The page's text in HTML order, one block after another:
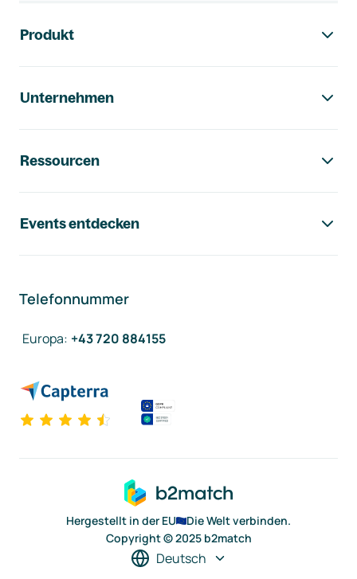
Produkt
Unternehmen
Ressourcen
Events entdecken
Telefonnummer
Europa: +43 720 884155
Hergestellt in der EU
Die Welt verbinden.
Copyright © 2025 b2match
Deutsch